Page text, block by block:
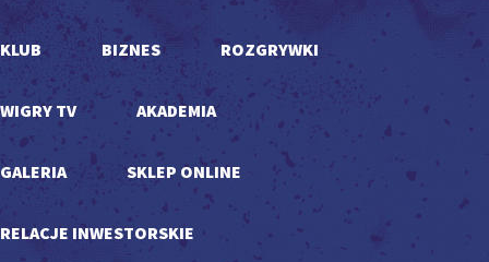
KLUB BIZNES ROZGRYWKI
WIGRY TV AKADEMIA
GALERIA SKLEP ONLINE
RELACJE INWESTORSKIE